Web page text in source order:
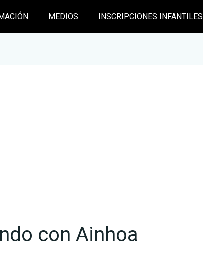
MEDIOS INSCRIPCIONES INFANTILES
con Ainhoa